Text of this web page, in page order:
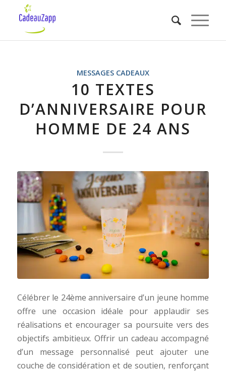
MESSAGES CADEAUX
10 TEXTES
D’ANNIVERSAIRE POUR
HOMME DE 24 ANS
Célébrer le 24ème anniversaire d’un jeune homme
offre une occasion idéale pour applaudir ses
réalisations et encourager sa poursuite vers des
objectifs ambitieux. Offrir un cadeau accompagné
d’un message personnalisé peut ajouter une
couche de considération et de soutien, renforçant